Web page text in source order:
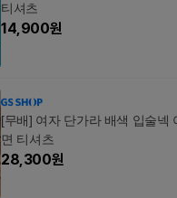
티셔츠
14,900원
[무배] 여자 단가라 배색 입술넥
면 티셔츠
28,300원